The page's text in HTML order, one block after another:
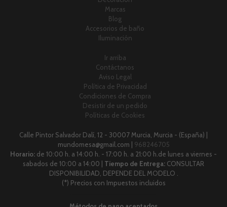
Marcas
Blog
Accesorios de baño
Iluminación
Ir arriba
Contáctanos
Aviso Legal
Política de Privacidad
Condiciones de Compra
Desistir de un pedido
Políticas de Cookies
Calle Pintor Salvador Dalí, 12 - 30007 Murcia, Murcia - (España) |
mundomesa@gmail.com | 968246705
Horario: de 10:00 h. a 14:00 h. - 17:00 h. a 21:00 h.de lunes a viernes -
sabados de 10:00 a 14:00 | Tiempo de Entrega: CONSULTAR
DISPONIBILIDAD, DEPENDE DEL MODELO .
(*) Precios con Impuestos incluidos